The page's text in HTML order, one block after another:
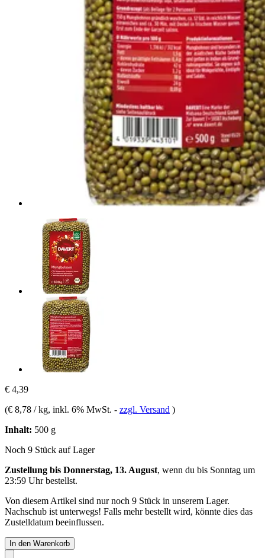
€ 4,39
(€ 8,78 / kg, inkl. 6% MwSt. - zzgl. Versand )
Inhalt: 500 g
Noch 9 Stück auf Lager
Zustellung bis Donnerstag, 13. August, wenn du bis Sonntag um
23:59 Uhrbestellst.
Von diesem Artikel sind nur noch 9 Stück in unserem Lager.
Nachschub ist unterwegs! Falls mehr bestellt wird, könnte dies das
Zustelldatum beeinflussen.
In den Warenkorb